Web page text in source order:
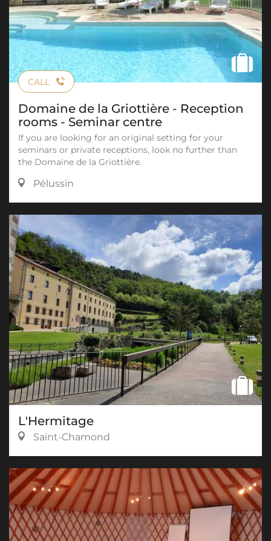
CALL
Domaine de la Griottière - Reception
rooms - Seminar centre
If you are looking for an original setting for your
seminars or private receptions, look no further than
the Domaine de la Griottière.
Pélussin
L'Hermitage
Saint-Chamond